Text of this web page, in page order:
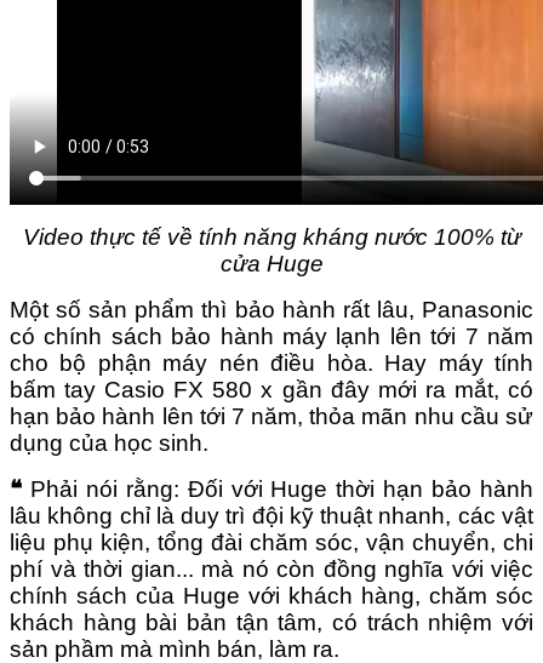
Video thực tế về tính năng kháng nước 100% từ
cửa Huge
Một số sản phẩm thì bảo hành rất lâu, Panasonic
có chính sách bảo hành máy lạnh lên tới 7 năm
cho bộ phận máy nén điều hòa. Hay máy tính
bấm tay Casio FX 580 x gần đây mới ra mắt, có
hạn bảo hành lên tới 7 năm, thỏa mãn nhu cầu sử
dụng của học sinh.
❝ Phải nói rằng: Đối với Huge thời hạn bảo hành
lâu không chỉ là duy trì đội kỹ thuật nhanh, các vật
liệu phụ kiện, tổng đài chăm sóc, vận chuyển, chi
phí và thời gian... mà nó còn đồng nghĩa với việc
chính sách của Huge với khách hàng, chăm sóc
khách hàng bài bản tận tâm, có trách nhiệm với
sản phầm mà mình bán, làm ra.